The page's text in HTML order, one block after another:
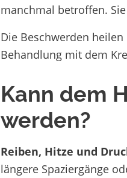
manchmal betroffen.
Die Beschwerden
Behandlung mit dem
Kann dem
werden?
Reiben, Hitze und
längere Spaziergänge